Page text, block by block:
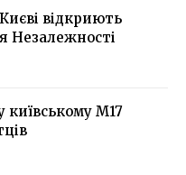
відкриють
Незалежності
київському М17